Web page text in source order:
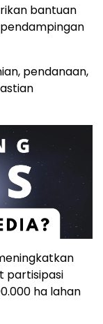
bantuan
pendanaan,
partisipasi
ha lahan